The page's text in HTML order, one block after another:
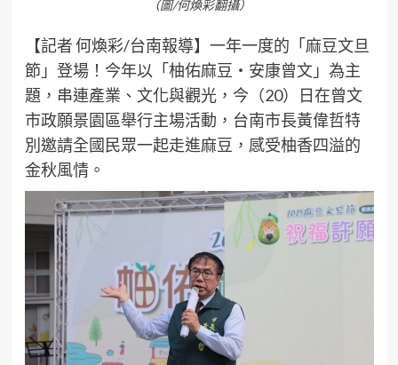
（圖/何煥彩翻攝）
【記者 何煥彩/台南報導】一年一度的「麻豆文旦
節」登場！今年以「柚佑麻豆・安康曾文」為主
題，串連產業、文化與觀光，今（20）日在曾文
市政願景園區舉行主場活動，台南市長黃偉哲特
別邀請全國民眾一起走進麻豆，感受柚香四溢的
金秋風情。